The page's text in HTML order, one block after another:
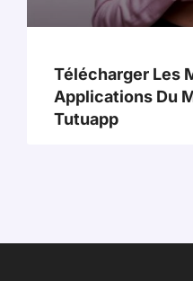
Télécharger Les
Applications Du
Tutuapp